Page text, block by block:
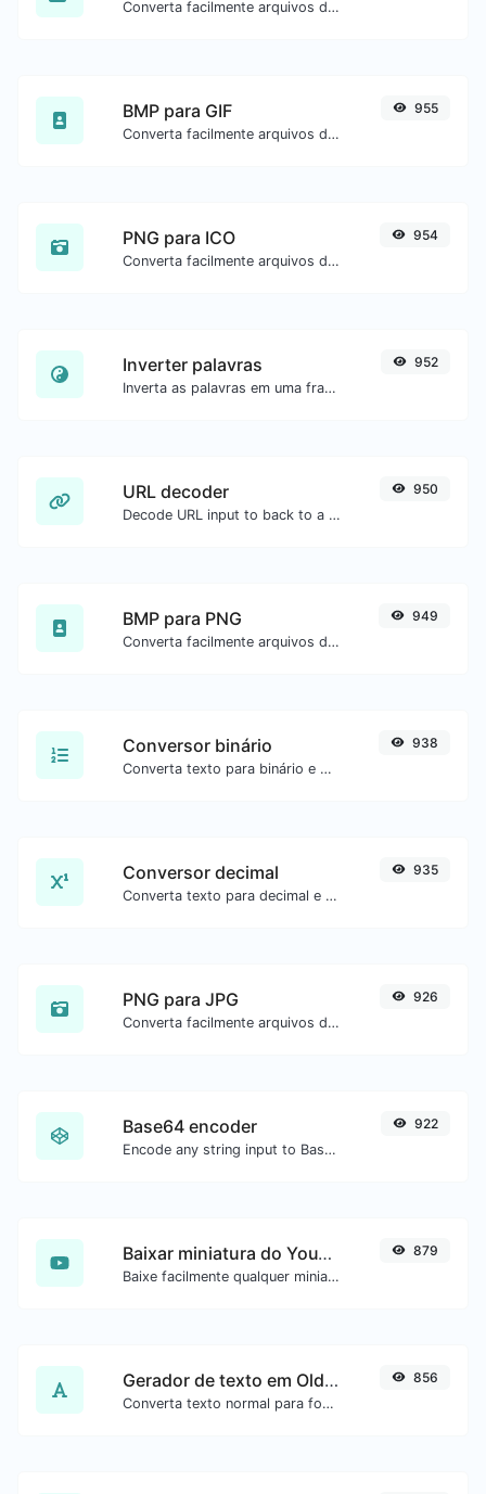
Converta facilmente arquivos de imagem JPG para GIF.
BMP para GIF
Converta facilmente arquivos de imagem BMP para GIF.
955
PNG para ICO
Converta facilmente arquivos de imagem PNG para ICO.
954
Inverter palavras
Inverta as palavras em uma frase ou parágrafo com facilidade.
952
URL decoder
Decode URL input to back to a normal string.
950
BMP para PNG
Converta facilmente arquivos de imagem BMP para PNG.
949
Conversor binário
Converta texto para binário e o contrário para qualquer entrada de string.
938
Conversor decimal
Converta texto para decimal e o contrário para qualquer entrada de string.
935
PNG para JPG
Converta facilmente arquivos de imagem PNG para JPG.
926
Base64 encoder
Encode any string input to Base64.
922
Baixar miniatura do YouTube
Baixe facilmente qualquer miniatura de vídeo do YouTube em todos os tamanhos disponíveis.
879
Gerador de texto em Old English
Converta texto normal para fonte Old English.
856